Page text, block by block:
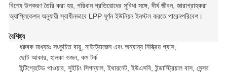
বিশেষ উপকরণ তৈরি করা হয়, পরিধান প্রতিরোধের সুবিধা সঙ্গে, দীর্ঘ জীবন, জারাগ্রাহকরা
অ্যাপ্লিকেশন অনুযায়ী স্বাধীনভাবে LPP ঘূর্ণন ইউনিয়ন ইনস্টল করতে পারেনপরিবেশ।
বৈশিষ্ট্য
ধ্রুবক মাধ্যমঃ সংকুচিত বায়ু, নাইট্রোজেন এবং অন্যান্য নিষ্ক্রিয় গ্যাস;
ছোট আকার, হালকা ওজন, কম টর্ক
ইন্টিগ্রেটেড পাওয়ার, সুইচিং সিগন্যাল, ইথারনেট, ইউএসবি, ইন্ডাস্ট্রিয়াল বাস, সেন্সর